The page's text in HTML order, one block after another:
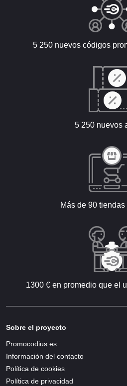
5 250 nuevos códigos
5 250 nuevos
Más de 90
1300 € en promedio que el
Sobre el proyecto
Promocodius.es
Información del contacto
Política de cookies
Política de privacidad